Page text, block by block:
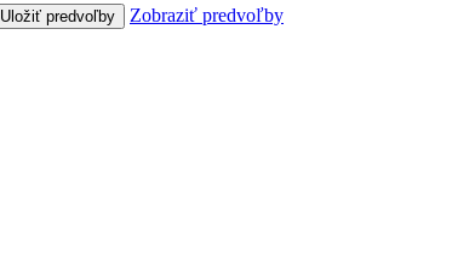
Uložiť predvoľby Zobraziť predvoľby